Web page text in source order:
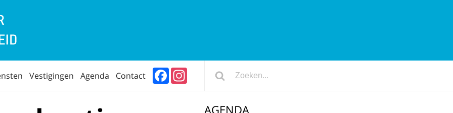
Vestigingen Agenda Contact FacebookInstagram
AGENDA